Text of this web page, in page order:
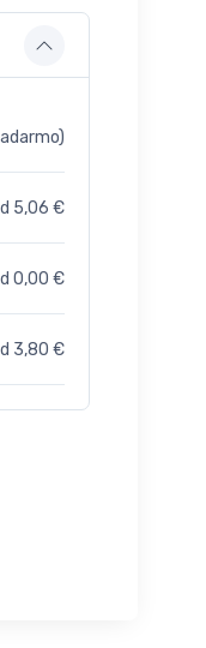
5,06 €
0,00 €
3,80 €